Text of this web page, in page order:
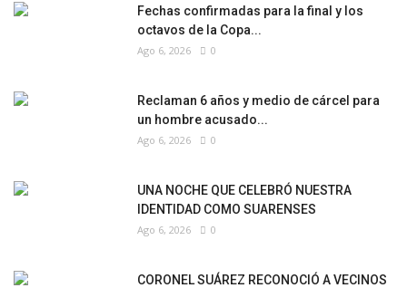
Fechas confirmadas para la final y los
octavos de la Copa...
Ago 6, 2026 0
Reclaman 6 años y medio de cárcel para
un hombre acusado...
Ago 6, 2026 0
UNA NOCHE QUE CELEBRÓ NUESTRA
IDENTIDAD COMO SUARENSES
Ago 6, 2026 0
CORONEL SUÁREZ RECONOCIÓ A VECINOS